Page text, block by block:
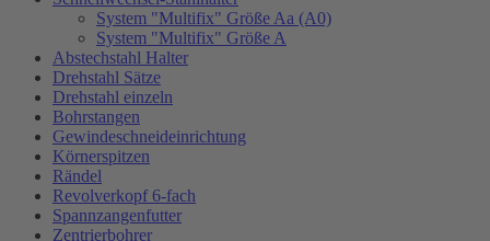
System "Multifix" Größe Aa (A0)
System "Multifix" Größe A
Abstechstahl Halter
Drehstahl Sätze
Drehstahl einzeln
Bohrstangen
Gewindeschneideinrichtung
Körnerspitzen
Rändel
Revolverkopf 6-fach
Spannzangenfutter
Zentrierbohrer